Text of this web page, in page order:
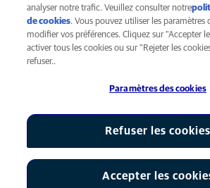
Vie privée
Légal
Cookies
AniCura est une filiale de Mars, Inc © 2026
Paramètres des cookies
analyser notre trafic. Veuillez consulter notre
de cookies(opens in a new tab)
. Vous pouvez utiliser les paramètres
modifier vos préférences. Cliquez sur "Accepter
activer tous les cookies ou sur "Rejeter les
refuser..
Paramètres des cookies
Refuser les cookies
Accepter les